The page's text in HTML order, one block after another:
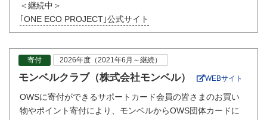
＜継続中＞
｢ONE ECO PROJECT｣公式サイト
寄付 2026年度（2021年6月～継続）
モンベルクラブ（株式会社モンベル） WEBサイト
OWSに寄付ができるサポートカード会員の皆さまのお買い
物やポイント寄付により、モンベルからOWS団体カードに